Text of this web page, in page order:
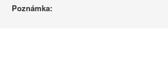
Poznámka: